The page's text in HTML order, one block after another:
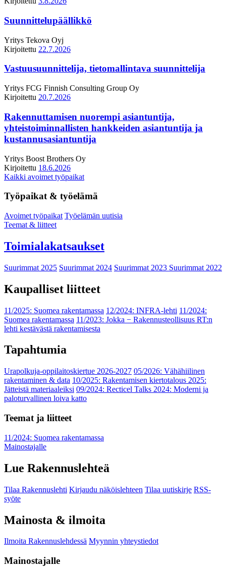
Suunnittelupäällikkö
Yritys Tekova Oyj
Kirjoitettu 22.7.2026
Vastuusuunnittelija, tietomallintava suunnittelija
Yritys FCG Finnish Consulting Group Oy
Kirjoitettu 20.7.2026
Rakennuttamisen nuorempi asiantuntija,
yhteistoiminnallisten hankkeiden asiantuntija ja
kustannusasiantuntija
Yritys Boost Brothers Oy
Kirjoitettu 18.6.2026
Kaikki avoimet työpaikat
Työpaikat & työelämä
Avoimet työpaikat Työelämän uutisia
Teemat & liitteet
Toimialakatsaukset
Suurimmat 2025 Suurimmat 2024 Suurimmat 2023 Suurimmat 2022
Kaupalliset liitteet
11/2025: Suomea rakentamassa 12/2024: INFRA-lehti 11/2024:
Suomea rakentamassa 11/2023: Jokka − Rakennusteollisuus RT:n
lehti kestävästä rakentamisesta
Tapahtumia
Urapolkuja-oppilaitoskiertue 2026-2027 05/2026: Vähähiilinen
rakentaminen & data 10/2025: Rakentamisen kiertotalous 2025:
Jätteistä materiaaleiksi 09/2024: Recticel Talks 2024: Moderni ja
paloturvallinen loiva katto
Teemat ja liitteet
11/2024: Suomea rakentamassa
Mainostajalle
Lue Rakennuslehteä
Tilaa Rakennuslehti Kirjaudu näköislehteen Tilaa uutiskirje RSS-
syöte
Mainosta & ilmoita
Ilmoita Rakennuslehdessä Myynnin yhteystiedot
Mainostajalle